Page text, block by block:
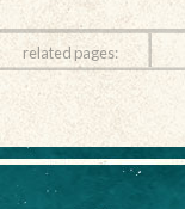
related pages: